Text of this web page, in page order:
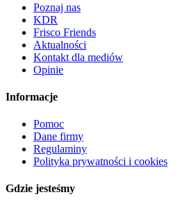
Poznaj nas
KDR
Frisco Friends
Aktualności
Kontakt dla mediów
Opinie
Informacje
Pomoc
Dane firmy
Regulaminy
Polityka prywatności i cookies
Gdzie jesteśmy